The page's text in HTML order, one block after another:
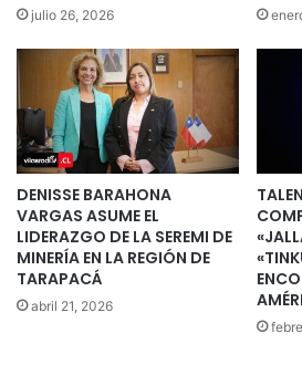
julio 26, 2026
DENISSE BARAHONA
VARGAS ASUME EL
LIDERAZGO DE LA SEREMI DE
MINERÍA EN LA REGIÓN DE
TARAPACÁ
abril 21, 2026